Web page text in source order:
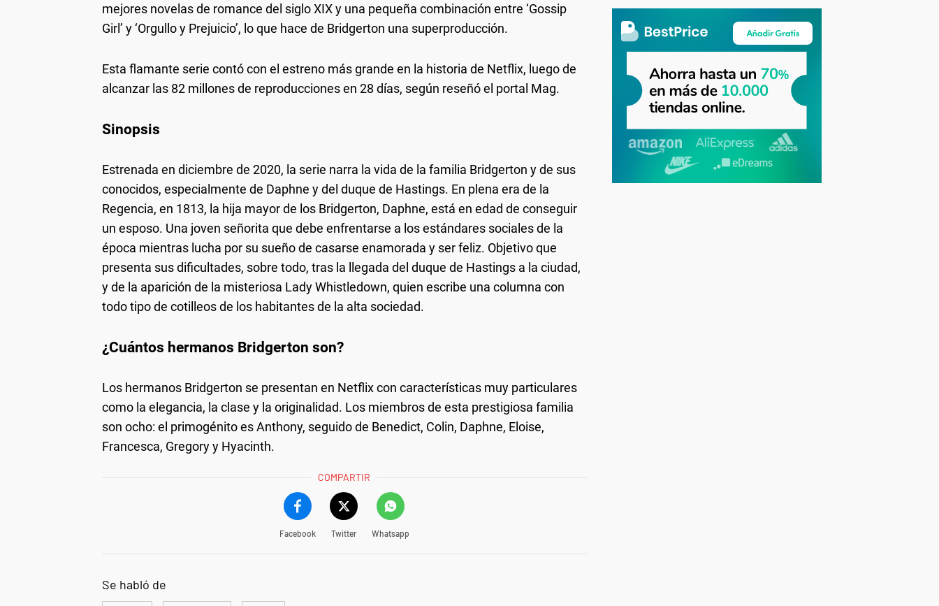
mejores novelas de romance del siglo XIX y una pequeña combinación entre ‘Gossip
Girl’ y ‘Orgullo y Prejuicio’, lo que hace de Bridgerton una superproducción.
Esta flamante serie contó con el estreno más grande en la historia de Netflix, luego de
alcanzar las 82 millones de reproducciones en 28 días, según reseñó el portal Mag.
Sinopsis
Estrenada en diciembre de 2020, la serie narra la vida de la familia Bridgerton y de sus
conocidos, especialmente de Daphne y del duque de Hastings. En plena era de la
Regencia, en 1813, la hija mayor de los Bridgerton, Daphne, está en edad de conseguir
un esposo. Una joven señorita que debe enfrentarse a los estándares sociales de la
época mientras lucha por su sueño de casarse enamorada y ser feliz. Objetivo que
presenta sus dificultades, sobre todo, tras la llegada del duque de Hastings a la ciudad,
y de la aparición de la misteriosa Lady Whistledown, quien escribe una columna con
todo tipo de cotilleos de los habitantes de la alta sociedad.
¿Cuántos hermanos Bridgerton son?
Los hermanos Bridgerton se presentan en Netflix con características muy particulares
como la elegancia, la clase y la originalidad. Los miembros de esta prestigiosa familia
son ocho: el primogénito es Anthony, seguido de Benedict, Colin, Daphne, Eloise,
Francesca, Gregory y Hyacinth.
COMPARTIR
Facebook Twitter Whatsapp
Se habló de